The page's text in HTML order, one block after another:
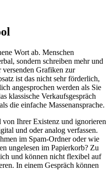
Wort ab. Menschen
sondern schreiben mehr und
Grafiken zur
ist das nicht sehr förderlich,
angesprochen werden als Sie
klassische Verkaufsgespräch
die einfache Massenansprache.
Ihrer Existenz und ignorieren
und oder analog verfassen.
im Spam-Ordner oder wie
ungelesen im Papierkorb? Zu
und können nicht flexibel auf
In einem Gespräch können